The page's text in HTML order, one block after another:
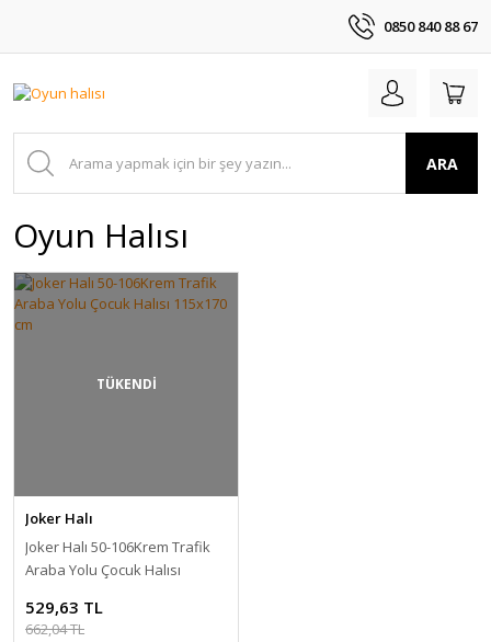
0850 840 88 67
ARA
Oyun Halısı
TÜKENDİ
Joker Halı
Joker Halı 50-106Krem Trafik
Araba Yolu Çocuk Halısı
529,63 TL
662,04 TL